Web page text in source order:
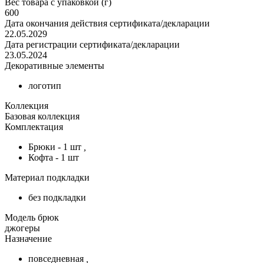
600
Дата окончания действия сертификата/декларации
22.05.2029
Дата регистрации сертификата/декларации
23.05.2024
Декоративные элементы
логотип
Коллекция
Базовая коллекция
Комплектация
Брюки - 1 шт
Кофта - 1 шт
Материал подкладки
без подкладки
Модель брюк
джогеры
Назначение
повседневная